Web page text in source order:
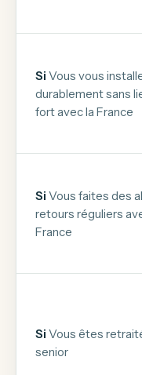
Si Vous vous
durablement sans
fort avec la France
Si Vous faites des
retours réguliers
France
Si Vous êtes
senior